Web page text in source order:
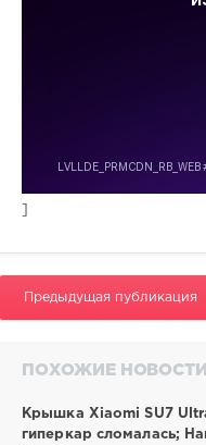
Предыдущая публикация
ПОХОЖИЕ НОВОСТИ
Крышка Xiaomi SU7
гиперкар сломалась;